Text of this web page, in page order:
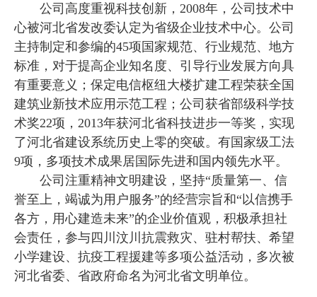
公司高度重视科技创新，2008年，公司技术中
心被河北省发改委认定为省级企业技术中心。公司
主持制定和参编的45项国家规范、行业规范、地方
标准，对于提高企业知名度、引导行业发展方向具
有重要意义；保定电信枢纽大楼扩建工程荣获全国
建筑业新技术应用示范工程；公司获省部级科学技
术奖22项，2013年获河北省科技进步一等奖，实现
了河北省建设系统历史上零的突破。有国家级工法
9项，多项技术成果居国际先进和国内领先水平。
公司注重精神文明建设，坚持“质量第一、信
誉至上，竭诚为用户服务”的经营宗旨和“以信携手
各方，用心建造未来”的企业价值观，积极承担社
会责任，参与四川汶川抗震救灾、驻村帮扶、希望
小学建设、抗疫工程援建等多项公益活动，多次被
河北省委、省政府命名为河北省文明单位。